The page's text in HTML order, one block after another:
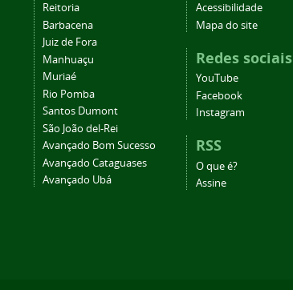
Reitoria
Barbacena
Juiz de Fora
Manhuaçu
Muriaé
Rio Pomba
Santos Dumont
São João del-Rei
Avançado Bom Sucesso
Avançado Cataguases
Avançado Ubá
Acessibilidade
Mapa do site
Redes sociais
YouTube
Facebook
Instagram
RSS
O que é?
Assine